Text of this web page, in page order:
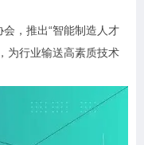
会，推出“智能制造人才
为行业输送高素质技术